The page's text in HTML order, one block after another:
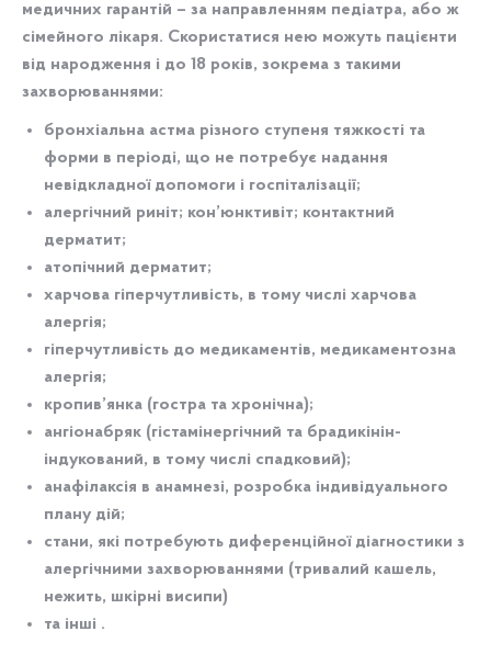
медичних гарантій – за направленням педіатра, або ж
сімейного лікаря. Скористатися нею можуть пацієнти
від народження і до 18 років, зокрема з такими
захворюваннями:
бронхіальна астма різного ступеня тяжкості та
форми в періоді, що не потребує надання
невідкладної допомоги і госпіталізації;
алергічний риніт; кон’юнктивіт; контактний
дерматит;
атопічний дерматит;
харчова гіперчутливість, в тому числі харчова
алергія;
гіперчутливість до медикаментів, медикаментозна
алергія;
кропив’янка (гостра та хронічна);
ангіонабряк (гістамінергічний та брадикінін-
індукований, в тому числі спадковий);
анафілаксія в анамнезі, розробка індивідуального
плану дій;
стани, які потребують диференційної діагностики з
алергічними захворюваннями (тривалий кашель,
нежить, шкірні висипи)
та інші .